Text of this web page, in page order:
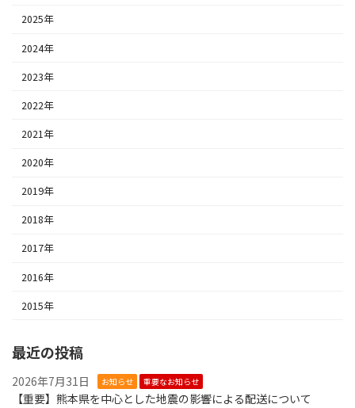
2025年
2024年
2023年
2022年
2021年
2020年
2019年
2018年
2017年
2016年
2015年
最近の投稿
2026年7月31日 お知らせ 重要なお知らせ
【重要】熊本県を中心とした地震の影響による配送について